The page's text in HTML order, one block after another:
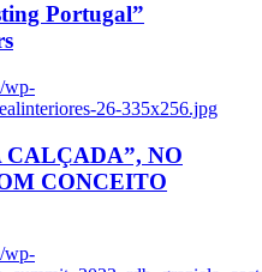
Portugal”
wp-
26-335x256.jpg
CALÇADA”, NO
CONCEITO
wp-